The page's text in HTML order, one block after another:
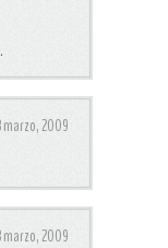
marzo, 2009
marzo, 2009